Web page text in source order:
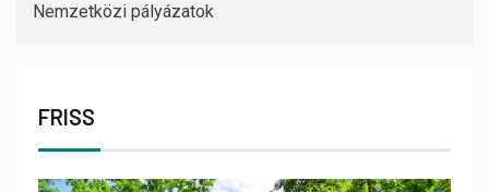
Nemzetközi pályázatok
FRISS